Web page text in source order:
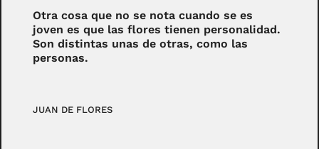
Otra cosa que no se nota cuando se es
joven es que las flores tienen personalidad.
Son distintas unas de otras, como las
personas.
JUAN DE FLORES